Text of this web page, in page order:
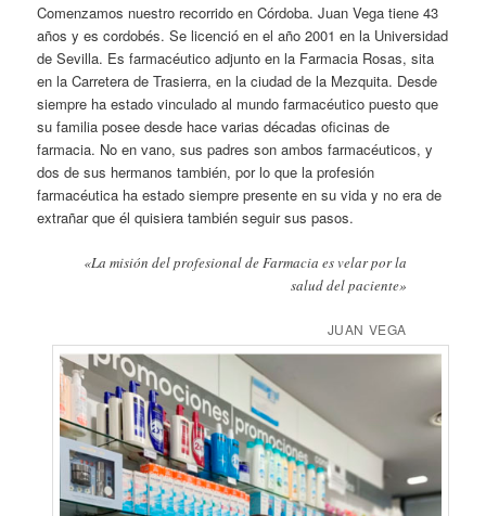
Comenzamos nuestro recorrido en Córdoba. Juan Vega tiene 43
años y es cordobés. Se licenció en el año 2001 en la Universidad
de Sevilla. Es farmacéutico adjunto en la Farmacia Rosas, sita
en la Carretera de Trasierra, en la ciudad de la Mezquita. Desde
siempre ha estado vinculado al mundo farmacéutico puesto que
su familia posee desde hace varias décadas oficinas de
farmacia. No en vano, sus padres son ambos farmacéuticos, y
dos de sus hermanos también, por lo que la profesión
farmacéutica ha estado siempre presente en su vida y no era de
extrañar que él quisiera también seguir sus pasos.
«La misión del profesional de Farmacia es velar por la
salud del paciente»
JUAN VEGA